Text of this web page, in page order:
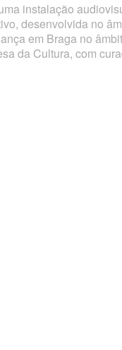
instalação
desenvolvida no
em Braga no
da Cultura, com